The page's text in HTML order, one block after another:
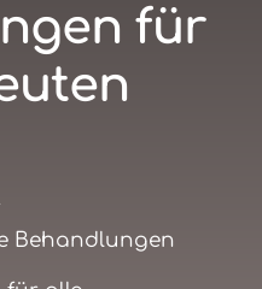
für
Behandlungen